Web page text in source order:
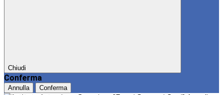
Chiudi
Conferma
Annulla Conferma